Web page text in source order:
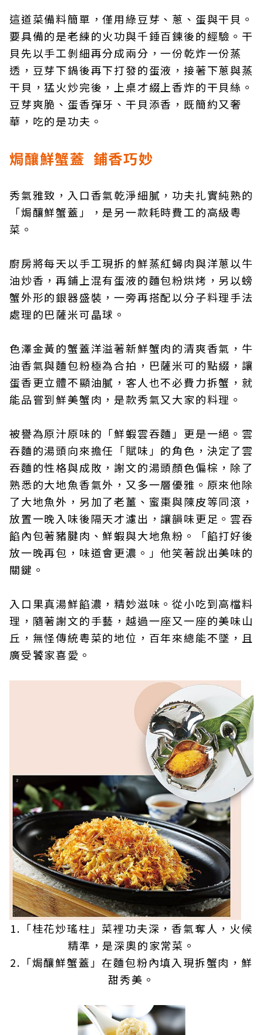
這道菜備料簡單，僅用綠豆芽、蔥、蛋與干貝。
要具備的是老練的火功與千錘百鍊後的經驗。干
貝先以手工剝細再分成兩分，一份乾炸一份蒸
透，豆芽下鍋後再下打發的蛋液，接著下蔥與蒸
干貝，猛火炒完後，上桌才綴上香炸的干貝絲。
豆芽爽脆、蛋香彈牙、干貝添香，既簡約又奢
華，吃的是功夫。
焗釀鮮蟹蓋 鋪香巧妙
秀氣雅致，入口香氣乾淨細膩，功夫扎實純熟的
「焗釀鮮蟹蓋」，是另一款耗時費工的高級粵
菜。
廚房將每天以手工現拆的鮮蒸紅蟳肉與洋蔥以牛
油炒香，再鋪上混有蛋液的麵包粉烘烤，另以螃
蟹外形的銀器盛裝，一旁再搭配以分子料理手法
處理的巴薩米可晶球。
色澤金黃的蟹蓋洋溢著新鮮蟹肉的清爽香氣，牛
油香氣與麵包粉極為合拍，巴薩米可的點綴，讓
蛋香更立體不顯油膩，客人也不必費力拆蟹，就
能品嘗到鮮美蟹肉，是款秀氣又大家的料理。
被譽為原汁原味的「鮮蝦雲吞麵」更是一絕。雲
吞麵的湯頭向來擔任「賦味」的角色，決定了雲
吞麵的性格與成敗，謝文的湯頭顏色偏棕，除了
熟悉的大地魚香氣外，又多一層優雅。原來他除
了大地魚外，另加了老薑、蜜棗與陳皮等同滾，
放置一晚入味後隔天才濾出，讓韻味更足。雲吞
餡內包著豬腱肉、鮮蝦與大地魚粉。「餡打好後
放一晚再包，味道會更濃。」他笑著說出美味的
關鍵。
入口果真湯鮮餡濃，精妙滋味。從小吃到高檔料
理，隨著謝文的手藝，越過一座又一座的美味山
丘，無怪傳統粵菜的地位，百年來總能不墜，且
廣受饕家喜愛。
1.「桂花炒瑤柱」菜裡功夫深，香氣奪人，火候
精準，是深奧的家常菜。
2.「焗釀鮮蟹蓋」在麵包粉內填入現拆蟹肉，鮮
甜秀美。